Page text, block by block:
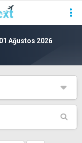
Ağustos 2026